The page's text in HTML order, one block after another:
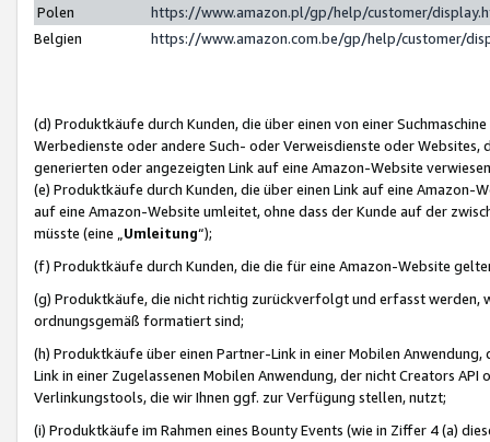
Polen
https://www.amazon.pl/gp/help/customer/
Belgien
https://www.amazon.com.be/gp/help/customer/
(d) Produktkäufe durch Kunden, die über einen von einer
Werbedienste oder andere Such- oder Verweisdienste oder Websites,
generierten oder angezeigten Link auf eine Amazon-Website
(e) Produktkäufe durch Kunden, die über einen Link auf eine
auf eine Amazon-Website umleitet, ohne dass der Kunde auf der
müsste (eine „ Umleitung“);
(f) Produktkäufe durch Kunden, die die für eine Amazon-Website
(g) Produktkäufe, die nicht richtig zurückverfolgt und erfasst werden,
ordnungsgemäß formatiert sind;
(h) Produktkäufe über einen Partner-Link in einer Mobilen
Link in einer Zugelassenen Mobilen Anwendung, der nicht Creators
Verlinkungstools, die wir Ihnen ggf. zur Verfügung stellen, nutzt;
(i) Produktkäufe im Rahmen eines Bounty Events (wie in Ziffer 4 (a)